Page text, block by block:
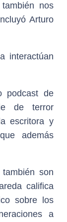
nos
Arturo
interactúan
podcast de
de terror
escritora y
además
son
califica
sobre los
a